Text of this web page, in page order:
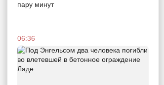
пару минут
06:36